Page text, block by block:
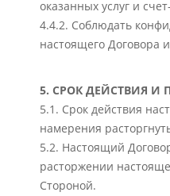
оказанных услуг и
4.4.2. Соблюдать
настоящего Договора
5. СРОК ДЕЙСТВИЯ
5.1. Срок действия
намерения
5.2. Настоящий
расторжении
Стороной.